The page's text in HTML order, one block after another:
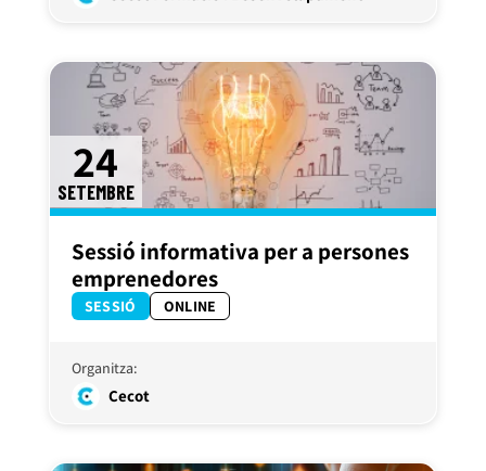
24
SETEMBRE
Sessió informativa per a persones
emprenedores
SESSIÓ ONLINE
Organitza:
Cecot